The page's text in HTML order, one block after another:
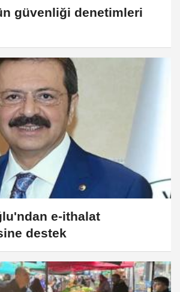
güvenliği denetimleri
e-ithalat
destek